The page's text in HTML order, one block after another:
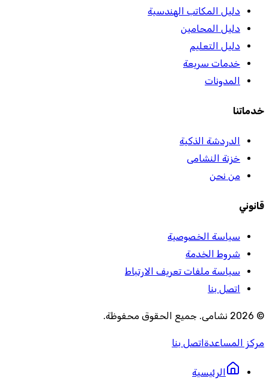
دليل المكاتب الهندسية
دليل المحامين
دليل التعليم
خدمات سريعة
المدونات
خدماتنا
الدردشة الذكية
خزنة النشامى
من نحن
قانوني
سياسة الخصوصية
شروط الخدمة
سياسة ملفات تعريف الارتباط
اتصل بنا
©
2026 نشامى. جميع الحقوق محفوظة.
مركز المساعدةاتصل بنا
الرئيسية